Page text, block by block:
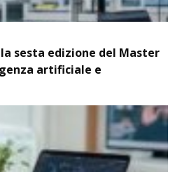
sesta edizione del Master
artificiale e